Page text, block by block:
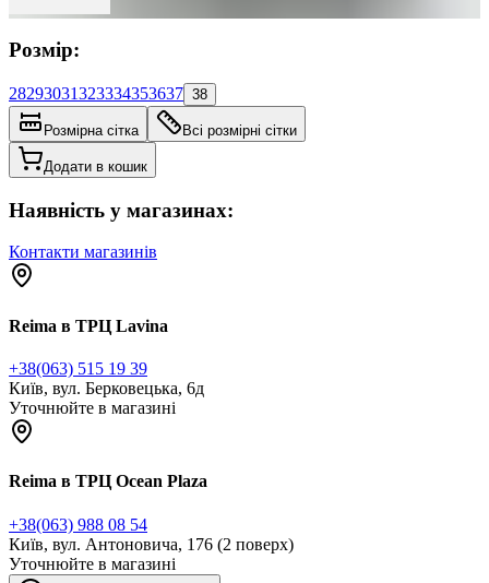
Розмір:
28293031323334353637 38
Розмірна сітка Всі розмірні сітки
Додати в кошик
Наявність у магазинах:
Контакти магазинів
Reima в ТРЦ Lavina
+38(063) 515 19 39
Київ, вул. Берковецька, 6д
Уточнюйте в магазині
Reima в ТРЦ Ocean Plaza
+38(063) 988 08 54
Київ, вул. Антоновича, 176 (2 поверх)
Уточнюйте в магазині